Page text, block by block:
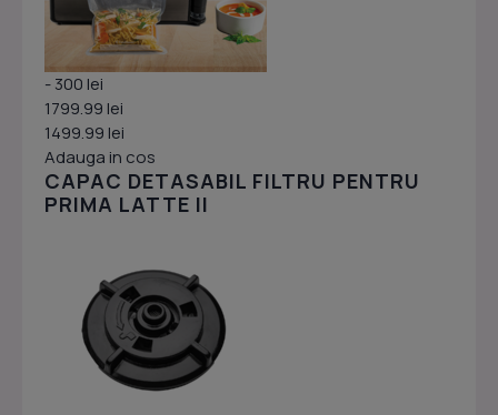
- 300 lei
1799.99 lei
1499.99 lei
Adauga in cos
CAPAC DETASABIL FILTRU PENTRU
PRIMA LATTE II